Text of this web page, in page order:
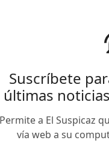
Suscríbete
últimas
Permite a El Suspicaz
vía web a su